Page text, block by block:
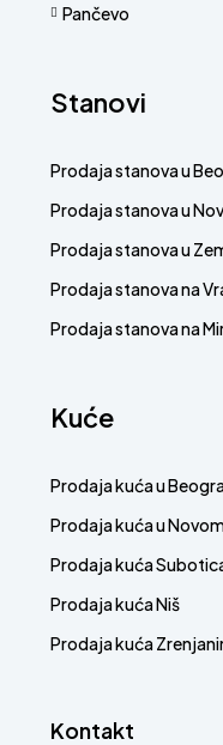
Pančevo
Stanovi
Prodaja stanova u
Prodaja stanova u
Prodaja stanova u
Prodaja stanova na
Prodaja stanova na
Kuće
Prodaja kuća u
Prodaja kuća u
Prodaja kuća
Prodaja kuća Niš
Prodaja kuća
Kontakt